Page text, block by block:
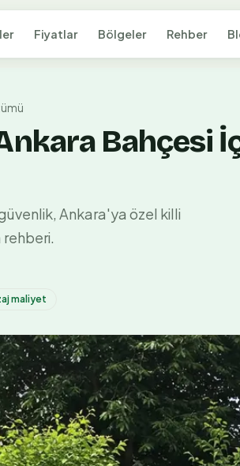
Fiyatlar Bölgeler Rehber
Bahçesi
Ankara'ya özel killi
rehberi.
maliyet